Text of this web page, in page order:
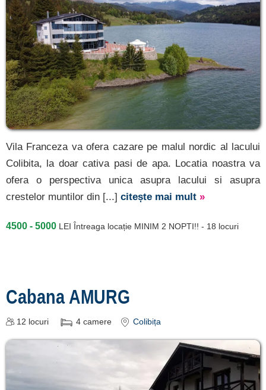
Vila Franceza va ofera cazare pe malul nordic al lacului
Colibita, la doar cativa pasi de apa. Locatia noastra va
ofera o perspectiva unica asupra lacului si asupra
crestelor muntilor din [...] citește mai mult »
4500 - 5000 LEI Întreaga locație MINIM 2 NOPTI!! - 18 locuri
Cabana AMURG
12 locuri 4 camere Colibița